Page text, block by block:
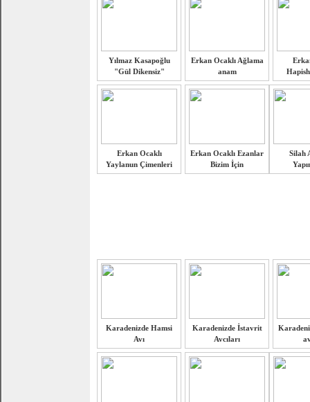
Yılmaz Kasapoğlu
"Gül Dikensiz"
Erkan Ocaklı Ağlama
anam
Erkan Ocaklı
Yaylanun Çimenleri
Erkan Ocaklı Ezanlar
Bizim İçin
Silah
Karadenizde Hamsi
Avı
Karadenizde İstavrit
Avcıları